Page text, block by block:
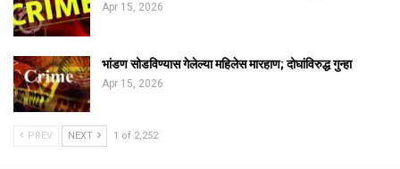
Apr 15, 2026
भांडण सोडविण्यास गेलेल्या महिलेस मारहाण; दोघांविरुद्ध गुन्हा
Apr 15, 2026
PREV NEXT 1 of 2,252